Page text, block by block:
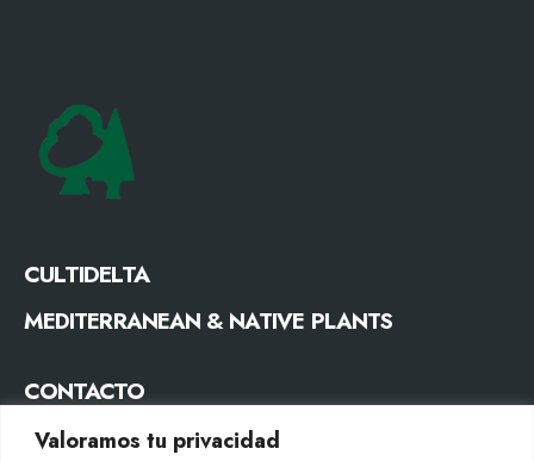
Valoramos tu privacidad
CULTIDELTA
MEDITERRANEAN & NATIVE PLANTS
CONTACTO
Tel. +34 977053013